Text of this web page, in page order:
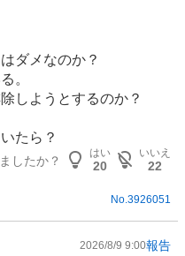
ダメなのか？
。
しようとするのか？
たら？
したか？
はい
20
いいえ
22
No.3926051
2026/8/9 9:00報告